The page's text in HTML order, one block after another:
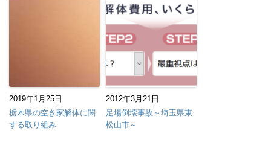
2019年1月25日
栃木県の空き家解体に関
する取り組み
2012年3月21日
足場倒壊事故～埼玉県東
松山市～